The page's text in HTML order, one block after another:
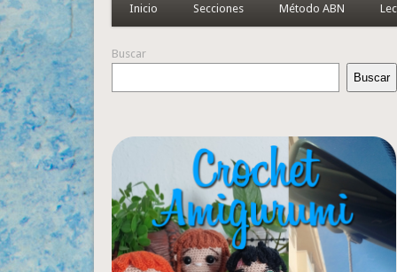
Inicio Secciones Método ABN
Buscar
Buscar